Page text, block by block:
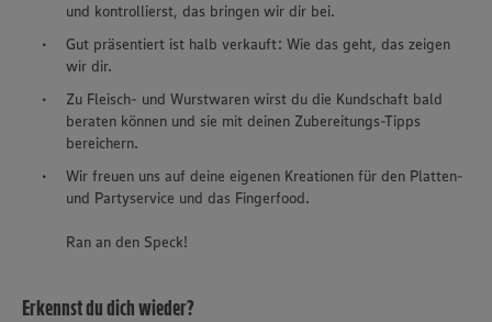
und kontrollierst, das bringen wir dir bei.
Gut präsentiert ist halb verkauft: Wie das geht, das zeigen
wir dir.
Zu Fleisch- und Wurstwaren wirst du die Kundschaft bald
beraten können und sie mit deinen Zubereitungs-Tipps
bereichern.
Wir freuen uns auf deine eigenen Kreationen für den Platten-
und Partyservice und das Fingerfood.
Ran an den Speck!
Erkennst du dich wieder?